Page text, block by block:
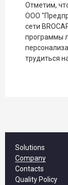
Отметим,
ООО
сети
программы
трудиться
Solutions
Company
Contacts
Quality Policy